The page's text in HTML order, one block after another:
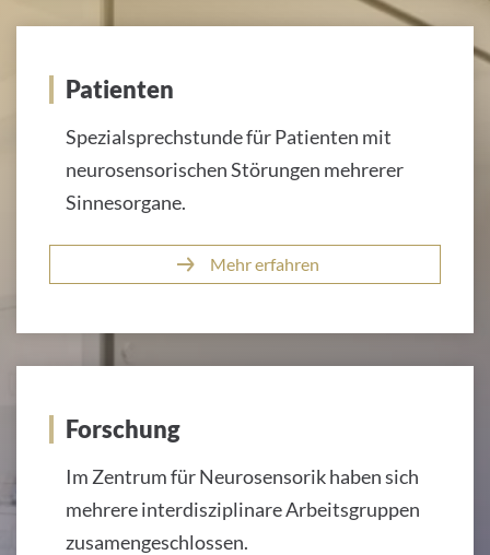
Patienten
Spezialsprechstunde für Patienten mit
neurosensorischen Störungen mehrerer
Sinnesorgane.
Mehr erfahren
Forschung
Im Zentrum für Neurosensorik haben sich
mehrere interdisziplinare Arbeitsgruppen
zusamengeschlossen.